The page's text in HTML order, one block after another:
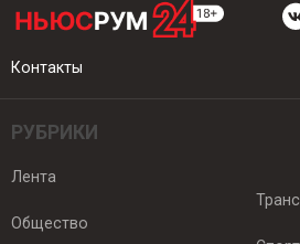
Контакты
РУБРИКИ
Лента
Общество